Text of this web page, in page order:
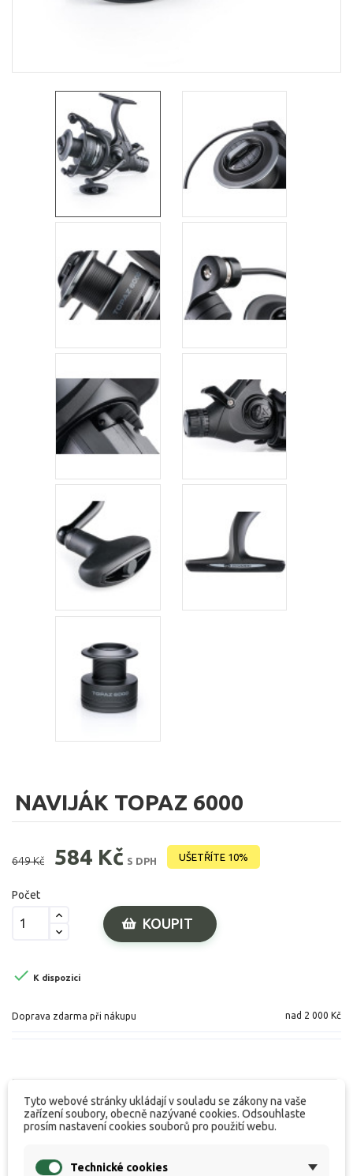
NAVIJÁK TOPAZ 6000
649 Kč 584 Kč S DPH UŠETŘÍTE 10%
Počet
KOUPIT
 K dispozici
Doprava zdarma při nákupu nad 2 000 Kč
Popis produktu
Tyto webové stránky ukládají v souladu se zákony na vaše
zařízení soubory, obecně nazývané cookies. Odsouhlaste
prosím nastavení cookies souborů pro použití webu.
Technické cookies